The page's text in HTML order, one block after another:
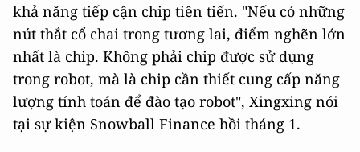
khả năng tiếp cận chip tiên tiến. "Nếu có những
nút thắt cổ chai trong tương lai, điểm nghẽn lớn
nhất là chip. Không phải chip được sử dụng
trong robot, mà là chip cần thiết cung cấp năng
lượng tính toán để đào tạo robot", Xingxing nói
tại sự kiện Snowball Finance hồi tháng 1.